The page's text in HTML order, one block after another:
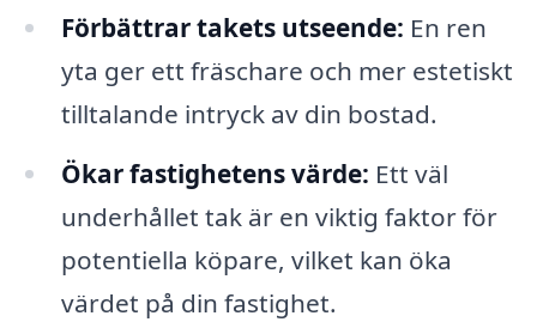
Förbättrar takets utseende: En ren
yta ger ett fräschare och mer estetiskt
tilltalande intryck av din bostad.
Ökar fastighetens värde: Ett väl
underhållet tak är en viktig faktor för
potentiella köpare, vilket kan öka
värdet på din fastighet.